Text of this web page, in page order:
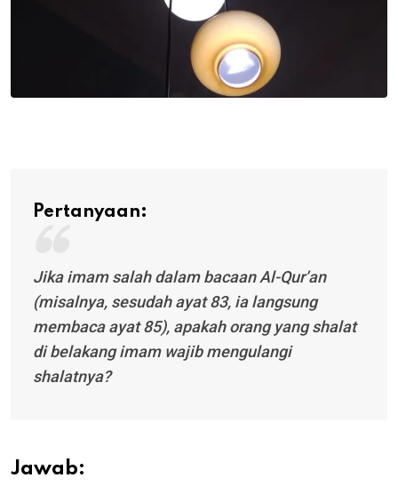
Pertanyaan:
Jika imam salah dalam bacaan Al-Qur’an
(misalnya, sesudah ayat 83, ia langsung
membaca ayat 85), apakah orang yang shalat
di belakang imam wajib mengulangi
shalatnya?
Jawab: